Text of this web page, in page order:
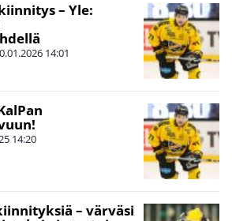
– Yle:
14:01
14:20
– värväsi